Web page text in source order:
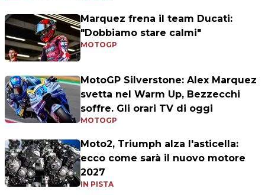
Marquez frena il team Ducati:
"Dobbiamo stare calmi"
MOTOGP
MotoGP Silverstone: Alex Marquez
svetta nel Warm Up, Bezzecchi
soffre. Gli orari TV di oggi
MOTOGP
Moto2, Triumph alza l'asticella:
ecco come sarà il nuovo motore
2027
IN PISTA